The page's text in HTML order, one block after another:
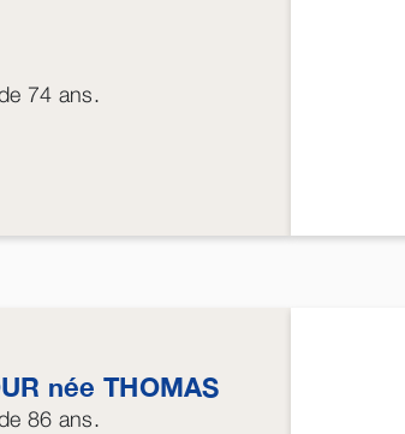
74 ans.
néeTHOMAS
86 ans.